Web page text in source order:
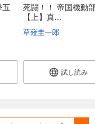
五
死闘！！ 帝国機動
【上】真...
草薙圭一郎
試し読み